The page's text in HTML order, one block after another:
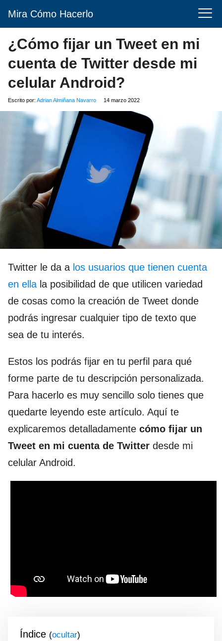
Mira Cómo Hacerlo
¿Cómo fijar un Tweet en mi
cuenta de Twitter desde mi
celular Android?
Escrito por: Adrian Almiñana Navarro 14 marzo 2022
Twitter le da a los usuarios que tienen cuenta
en ella la posibilidad de que utilicen variedad
de cosas como la creación de Tweet donde
podrás ingresar cualquier tipo de texto que
sea de tu interés.
Estos los podrás fijar en tu perfil para qué
forme parte de tu descripción personalizada.
Para hacerlo es muy sencillo solo tienes que
quedarte leyendo este artículo. Aquí te
explicaremos detalladamente cómo fijar un
Tweet en mi cuenta de Twitter desde mi
celular Android.
Índice ( )